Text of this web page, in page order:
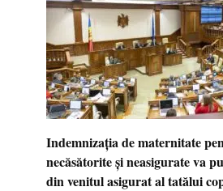
Indemnizația de maternitate
necăsătorite și neasigurate va
din venitul asigurat al tatălui